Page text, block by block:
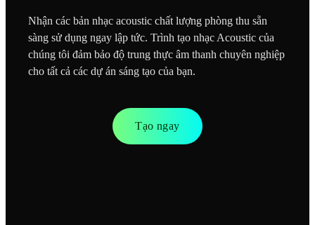
Nhận các bản nhạc acoustic chất lượng phòng thu sẵn
sàng sử dụng ngay lập tức. Trình tạo nhạc Acoustic của
chúng tôi đảm bảo độ trung thực âm thanh chuyên nghiệp
cho tất cả các dự án sáng tạo của bạn.
Tạo ngay